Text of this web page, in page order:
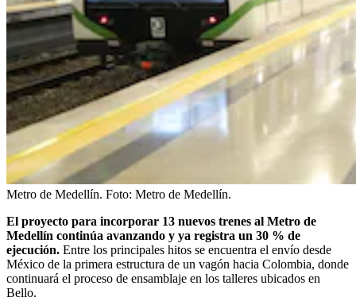
Metro de Medellín. Foto: Metro de Medellín.
El proyecto para incorporar 13 nuevos trenes al Metro de
Medellín continúa avanzando y ya registra un 30 % de
ejecución. Entre los principales hitos se encuentra el envío desde
México de la primera estructura de un vagón hacia Colombia, donde
continuará el proceso de ensamblaje en los talleres ubicados en
Bello.